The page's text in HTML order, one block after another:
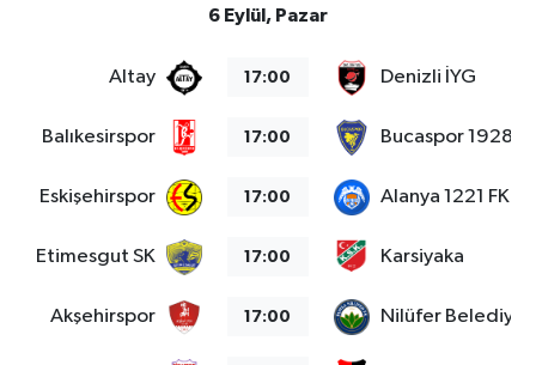
6 Eylül, Pazar
Altay 17:00 Denizli İYG
Balıkesirspor 17:00 Bucaspor 1928
Eskişehirspor 17:00 Alanya 1221 FK
Etimesgut SK 17:00 Karsiyaka
Akşehirspor 17:00 Nilüfer Belediye